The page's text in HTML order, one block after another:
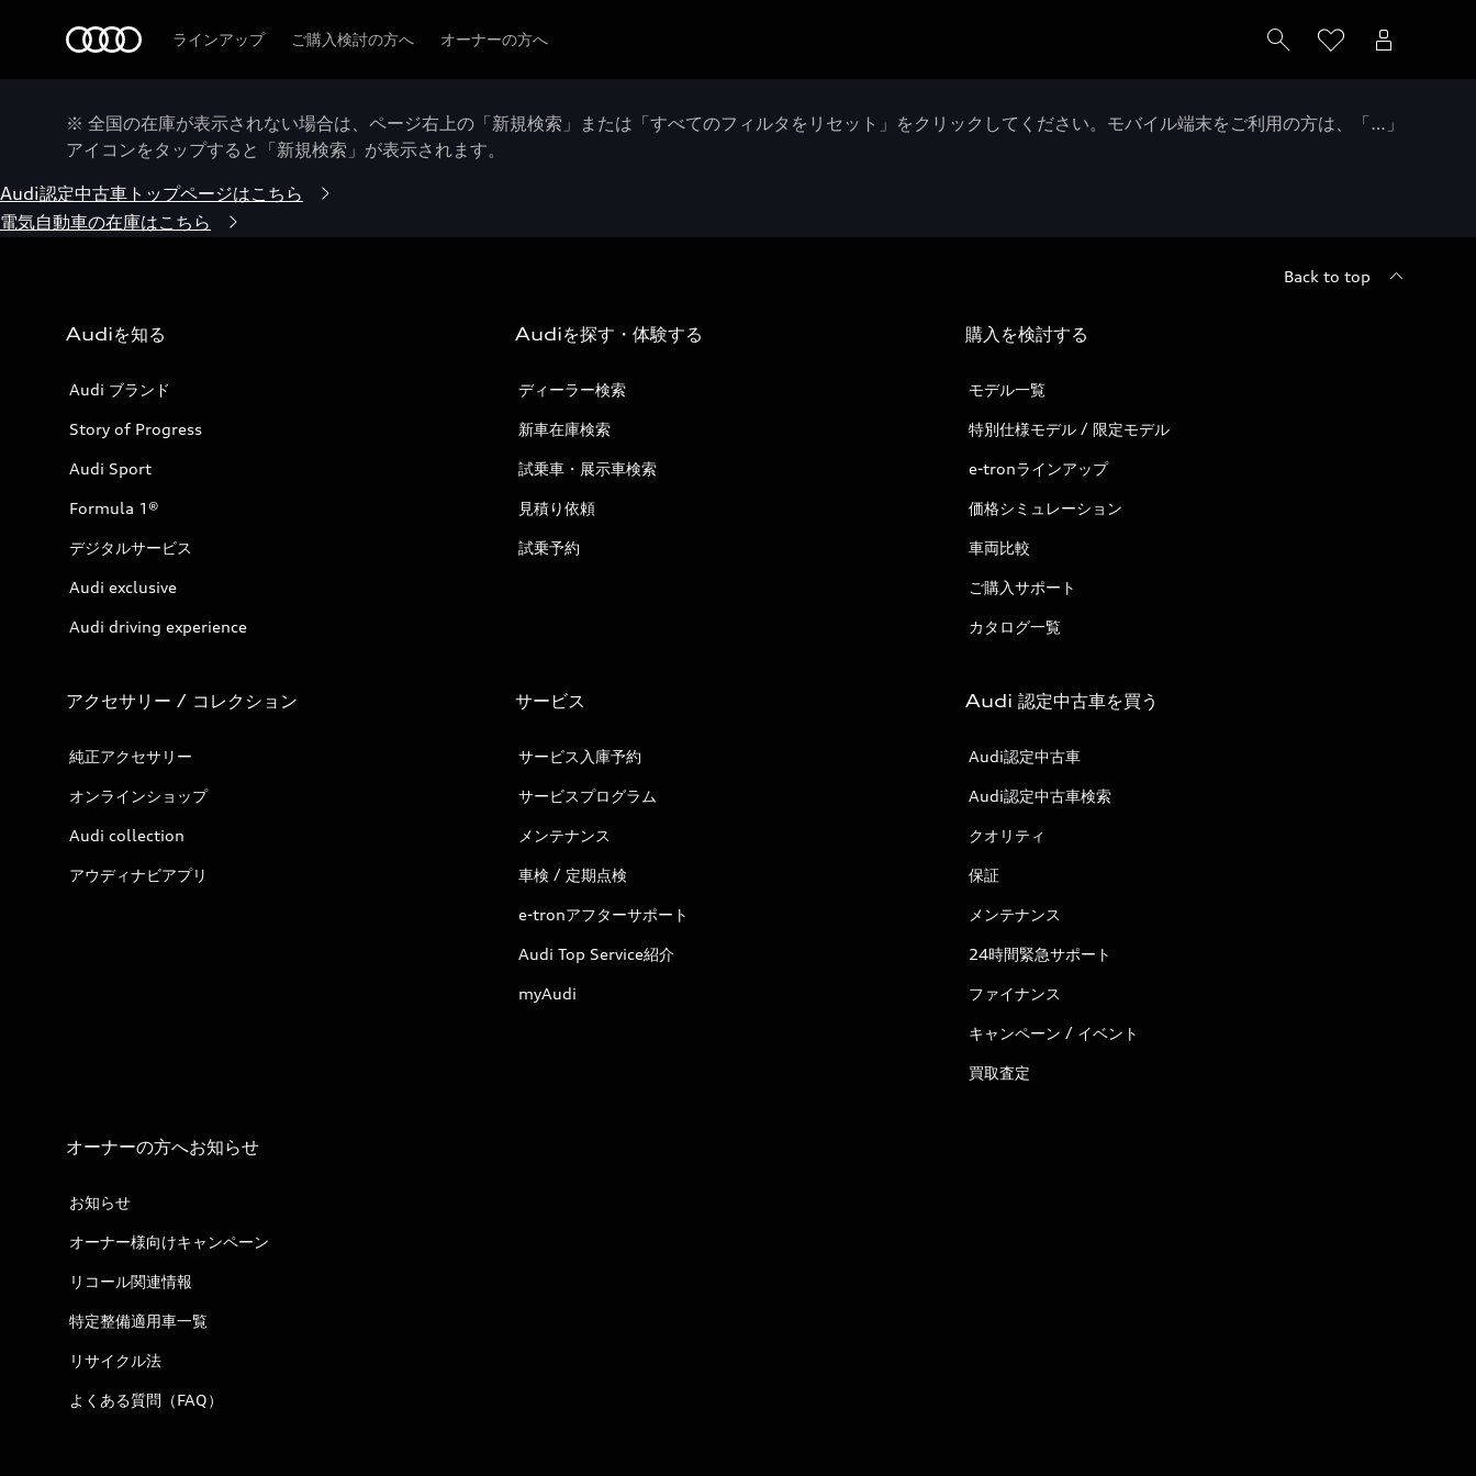
ラインアップ ご購入検討の方へ オーナーの方へ
※ 全国の在庫が表示されない場合は、ページ右上の「新規検索」または「すべてのフィルタをリセット」をクリックしてください。モバイル端末をご利用の方は、「…」
アイコンをタップすると「新規検索」が表示されます。
Audi認定中古車トップページはこちら
電気自動車の在庫はこちら
Back to top
Audiを知る
Audi ブランド
Story of Progress
Audi Sport
Formula 1®
デジタルサービス
Audi exclusive
Audi driving experience
Audiを探す・体験する
ディーラー検索
新車在庫検索
試乗車・展示車検索
見積り依頼
試乗予約
購入を検討する
モデル一覧
特別仕様モデル / 限定モデル
e-tronラインアップ
価格シミュレーション
車両比較
ご購入サポート
カタログ一覧
アクセサリー / コレクション
純正アクセサリー
オンラインショップ
Audi collection
アウディナビアプリ
サービス
サービス入庫予約
サービスプログラム
メンテナンス
車検 / 定期点検
e-tronアフターサポート
Audi Top Service紹介
myAudi
Audi 認定中古車を買う
Audi認定中古車
Audi認定中古車検索
クオリティ
保証
メンテナンス
24時間緊急サポート
ファイナンス
キャンペーン / イベント
買取査定
オーナーの方へお知らせ
お知らせ
オーナー様向けキャンペーン
リコール関連情報
特定整備適用車一覧
リサイクル法
よくある質問（FAQ）